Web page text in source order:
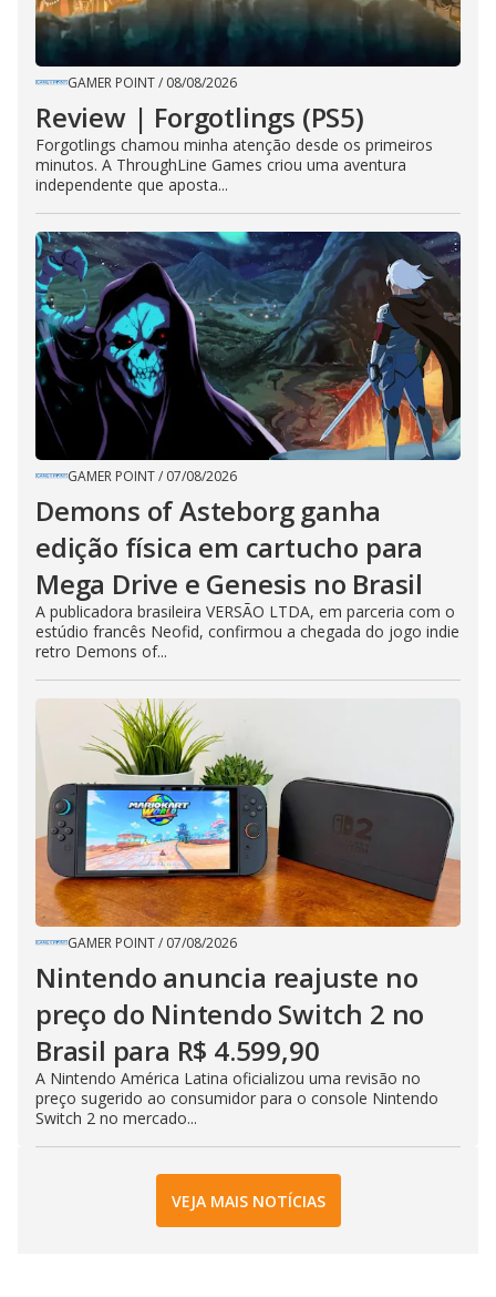
GAMER POINT/ 08/08/2026
Review | Forgotlings (PS5)
Forgotlings chamou minha atenção desde os primeiros
minutos. A ThroughLine Games criou uma aventura
independente que aposta...
GAMER POINT/ 07/08/2026
Demons of Asteborg ganha
edição física em cartucho para
Mega Drive e Genesis no Brasil
A publicadora brasileira VERSÃO LTDA, em parceria com o
estúdio francês Neofid, confirmou a chegada do jogo indie
retro Demons of...
GAMER POINT/ 07/08/2026
Nintendo anuncia reajuste no
preço do Nintendo Switch 2 no
Brasil para R$ 4.599,90
A Nintendo América Latina oficializou uma revisão no
preço sugerido ao consumidor para o console Nintendo
Switch 2 no mercado...
VEJA MAIS NOTÍCIAS